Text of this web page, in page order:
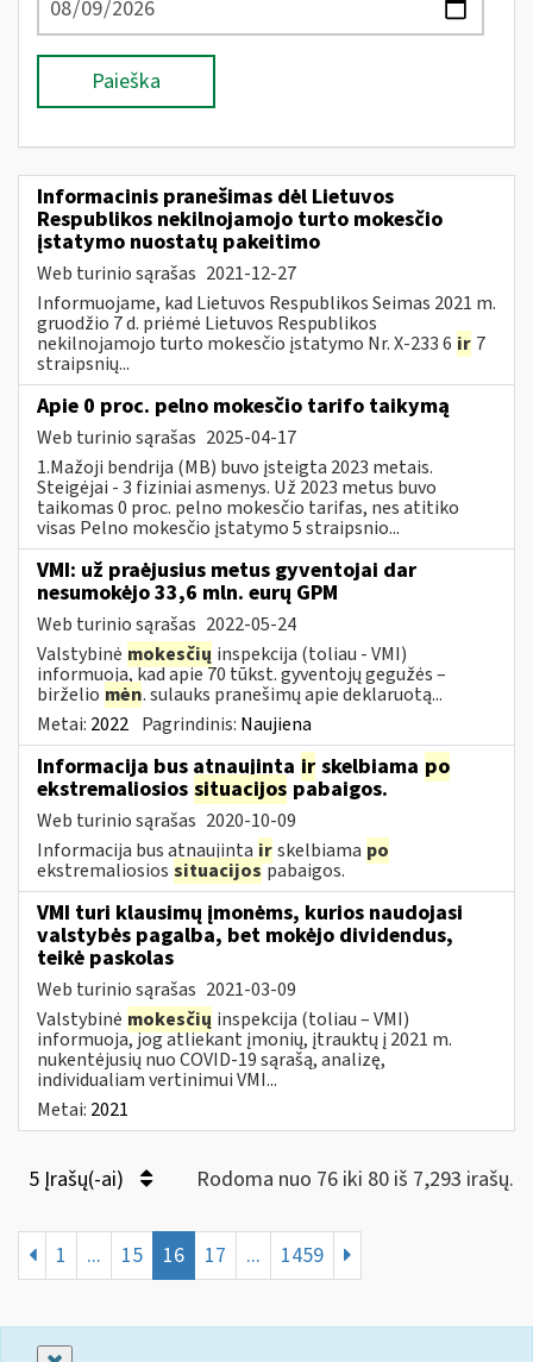
Paieška
Informacinis pranešimas dėl Lietuvos
Respublikos nekilnojamojo turto mokesčio
įstatymo nuostatų pakeitimo
Web turinio sąrašas 2021-12-27
Informuojame, kad Lietuvos Respublikos Seimas 2021 m.
gruodžio 7 d. priėmė Lietuvos Respublikos
nekilnojamojo turto mokesčio įstatymo Nr. X-233 6 ir 7
straipsnių...
Apie 0 proc. pelno mokesčio tarifo taikymą
Web turinio sąrašas 2025-04-17
1.Mažoji bendrija (MB) buvo įsteigta 2023 metais.
Steigėjai - 3 fiziniai asmenys. Už 2023 metus buvo
taikomas 0 proc. pelno mokesčio tarifas, nes atitiko
visas Pelno mokesčio įstatymo 5 straipsnio...
VMI: už praėjusius metus gyventojai dar
nesumokėjo 33,6 mln. eurų GPM
Web turinio sąrašas 2022-05-24
Valstybinė mokesčių inspekcija (toliau - VMI)
informuoja, kad apie 70 tūkst. gyventojų gegužės –
birželio mėn. sulauks pranešimų apie deklaruotą...
Metai: 2022 Pagrindinis: Naujiena
Informacija bus atnaujinta ir skelbiama po
ekstremaliosios situacijos pabaigos.
Web turinio sąrašas 2020-10-09
Informacija bus atnaujinta irskelbiama po
ekstremaliosios situacijospabaigos.
VMI turi klausimų įmonėms, kurios naudojasi
valstybės pagalba, bet mokėjo dividendus,
teikė paskolas
Web turinio sąrašas 2021-03-09
Valstybinė mokesčių inspekcija (toliau – VMI)
informuoja, jog atliekant įmonių, įtrauktų į 2021 m.
nukentėjusių nuo COVID-19 sąrašą, analizę,
individualiam vertinimui VMI...
Metai: 2021
5 Įrašų(-ai) Rodoma nuo 76 iki 80 iš 7,293 irašų.
1 ... 15 16 17 ... 1459